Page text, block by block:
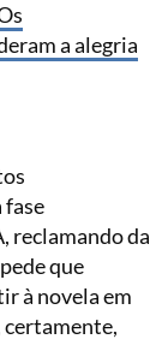
a alegria
fase
reclamando da
que
à novela em
certamente,